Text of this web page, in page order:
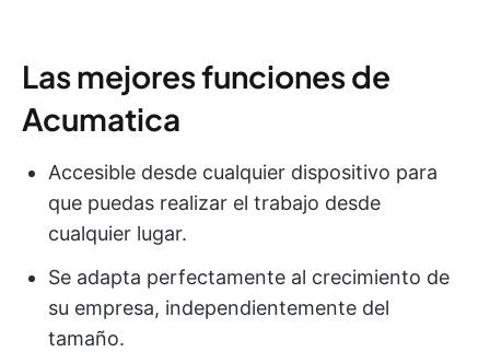
Las mejores funciones de
Acumatica
Accesible desde cualquier dispositivo para
que puedas realizar el trabajo desde
cualquier lugar.
Se adapta perfectamente al crecimiento de
su empresa, independientemente del
tamaño.